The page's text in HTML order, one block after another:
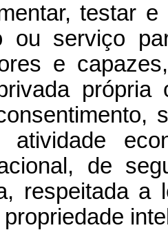
testar
ou serviço
e
atividade
de
respeitada a